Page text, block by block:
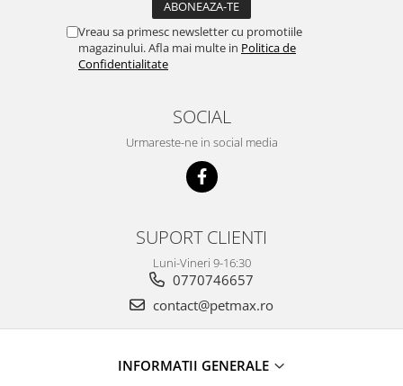
Vreau sa primesc newsletter cu promotiile
magazinului. Afla mai multe in Politica de
Confidentialitate
SOCIAL
Urmareste-ne in social media
SUPORT CLIENTI
Luni-Vineri 9-16:30
0770746657
contact@petmax.ro
INFORMATII GENERALE